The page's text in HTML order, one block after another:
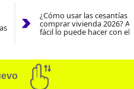
¿Cómo usar las cesantías
comprar vivienda 2026?
fácil lo puede hacer con el